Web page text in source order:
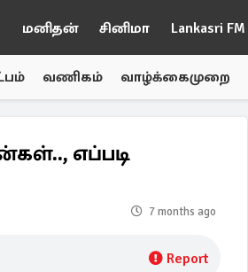
மனிதன் சினிமா Lankasri FM
வணிகம் வாழ்க்கைமுறை
எப்படி
7 months ago
Report